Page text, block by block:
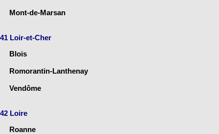
Mont-de-Marsan
41 Loir-et-Cher
Blois
Romorantin-Lanthenay
Vendôme
42 Loire
Roanne